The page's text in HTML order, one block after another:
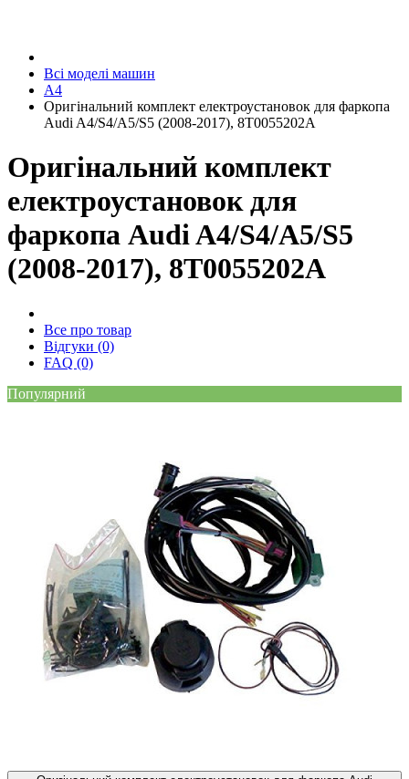
Всі моделі машин
A4
Оригінальний комплект електроустановок для фаркопа
Audi A4/S4/A5/S5 (2008-2017), 8T0055202A
Оригінальний комплект
електроустановок для
фаркопа Audi A4/S4/A5/S5
(2008-2017), 8T0055202A
Все про товар
Відгуки (0)
FAQ (0)
Популярний